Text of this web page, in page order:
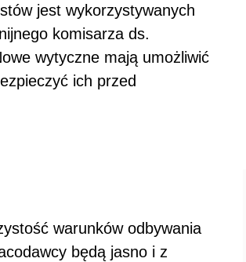
jest wykorzystywanych
komisarza ds.
wytyczne mają umożliwić
ich przed
warunków odbywania
będą jasno i z